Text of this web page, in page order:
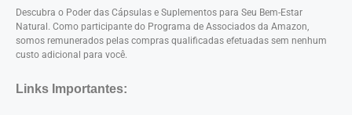
Descubra o Poder das Cápsulas e Suplementos para Seu Bem-Estar
Natural. Como participante do Programa de Associados da Amazon,
somos remunerados pelas compras qualificadas efetuadas sem nenhum
custo adicional para você.
Links Importantes: